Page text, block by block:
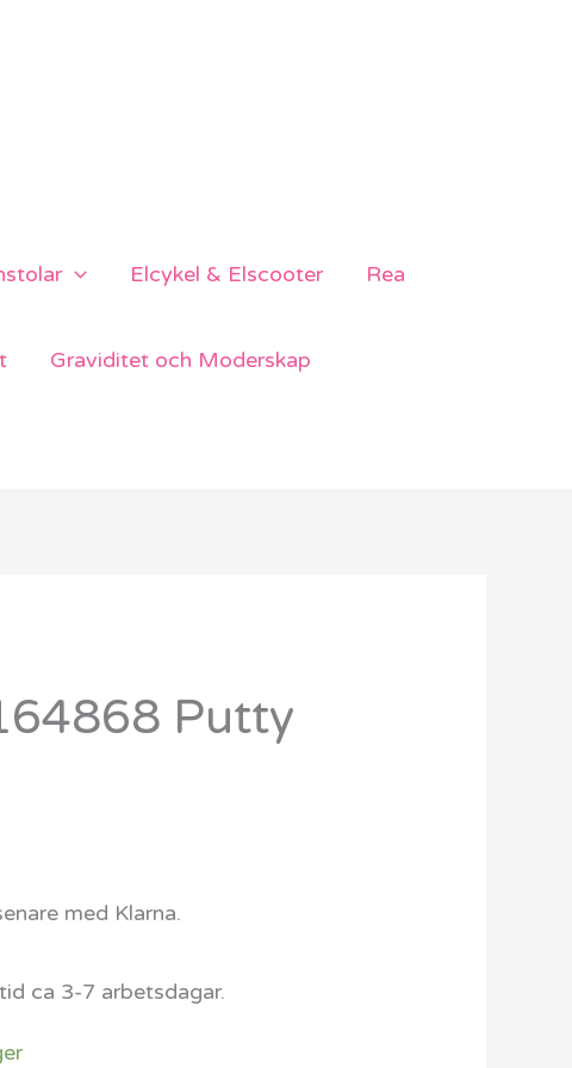
Elcykel & Elscooter Rea
Graviditet och Moderskap
Putty
med Klarna.
ca 3-7 arbetsdagar.